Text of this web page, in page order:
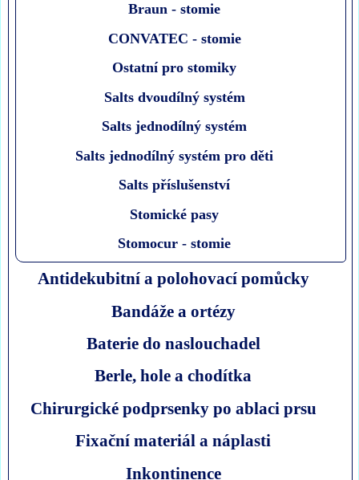
Braun - stomie
CONVATEC - stomie
Ostatní pro stomiky
Salts dvoudílný systém
Salts jednodílný systém
Salts jednodílný systém pro děti
Salts příslušenství
Stomické pasy
Stomocur - stomie
Antidekubitní a polohovací pomůcky
Bandáže a ortézy
Baterie do naslouchadel
Berle, hole a chodítka
Chirurgické podprsenky po ablaci prsu
Fixační materiál a náplasti
Inkontinence